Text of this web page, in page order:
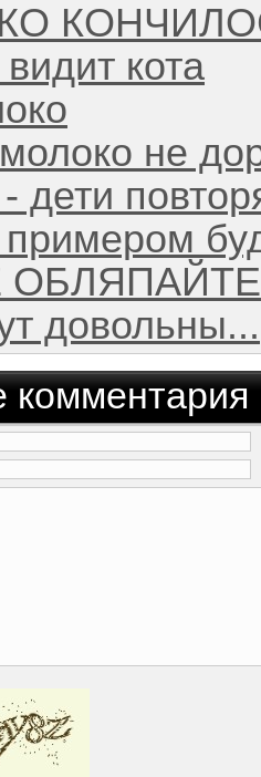
кота
не
дети
довольны...
комментария